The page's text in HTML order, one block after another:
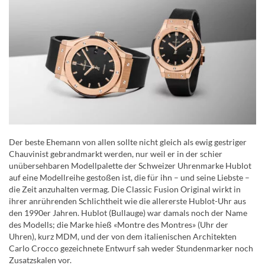
Der beste Ehemann von allen sollte nicht gleich als ewig gestriger
Chauvinist gebrandmarkt werden, nur weil er in der schier
unübersehbaren Modellpalette der Schweizer Uhrenmarke Hublot
auf eine Modellreihe gestoßen ist, die für ihn – und seine Liebste –
die Zeit anzuhalten vermag. Die Classic Fusion Original wirkt in
ihrer anrührenden Schlichtheit wie die allererste Hublot-Uhr aus
den 1990er Jahren. Hublot (Bullauge) war damals noch der Name
des Modells; die Marke hieß «Montre des Montres» (Uhr der
Uhren), kurz MDM, und der von dem italienischen Architekten
Carlo Crocco gezeichnete Entwurf sah weder Stundenmarker noch
Zusatzskalen vor.